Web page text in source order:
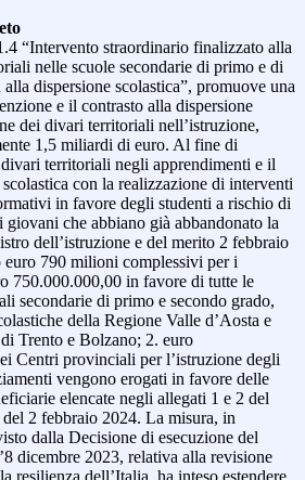
“Intervento straordinario finalizzato alla
nelle scuole secondarie di primo e di
dispersione scolastica”, promuove una
e il contrasto alla dispersione
dei divari territoriali nell’istruzione,
1,5 miliardi di euro. Al fine di
territoriali negli apprendimenti e il
con la realizzazione di interventi
in favore degli studenti a rischio di
giovani che abbiano già abbandonato la
dell’istruzione e del merito 2 febbraio
euro 790 milioni complessivi per i
750.000.000,00 in favore di tutte le
secondarie di primo e secondo grado,
della Regione Valle d’Aosta e
Trento e Bolzano; 2. euro
Centri provinciali per l’istruzione degli
vengono erogati in favore delle
elencate negli allegati 1 e 2 del
2 febbraio 2024. La misura, in
dalla Decisione di esecuzione del
dicembre 2023, relativa alla revisione